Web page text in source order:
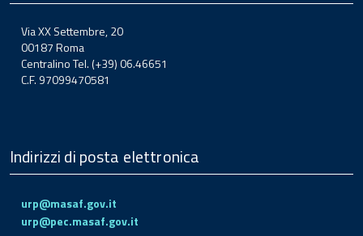
Via XX Settembre, 20
00187 Roma
Centralino Tel. (+39) 06.46651
C.F. 97099470581
Indirizzi di posta elettronica
urp@masaf.gov.it
urp@pec.masaf.gov.it